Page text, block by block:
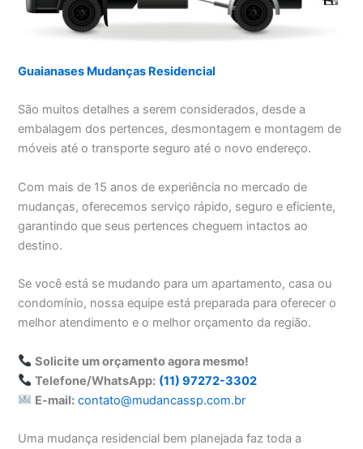
Guaianases Mudanças Residencial
São muitos detalhes a serem considerados, desde a
embalagem dos pertences, desmontagem e montagem de
móveis até o transporte seguro até o novo endereço.
Com mais de 15 anos de experiência no mercado de
mudanças, oferecemos serviço rápido, seguro e eficiente,
garantindo que seus pertences cheguem intactos ao
destino.
Se você está se mudando para um apartamento, casa ou
condomínio, nossa equipe está preparada para oferecer o
melhor atendimento e o melhor orçamento da região.
Solicite um orçamento agora mesmo!
Telefone/WhatsApp: (11) 97272-3302
E-mail: contato@mudancassp.com.br
Uma mudança residencial bem planejada faz toda a